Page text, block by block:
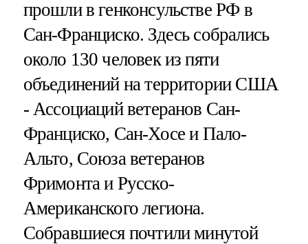
прошли в генконсульстве РФ в
Сан-Франциско. Здесь собрались
около 130 человек из пяти
объединений на территории США
- Ассоциаций ветеранов Сан-
Франциско, Сан-Хосе и Пало-
Альто, Союза ветеранов
Фримонта и Русско-
Американского легиона.
Собравшиеся почтили минутой